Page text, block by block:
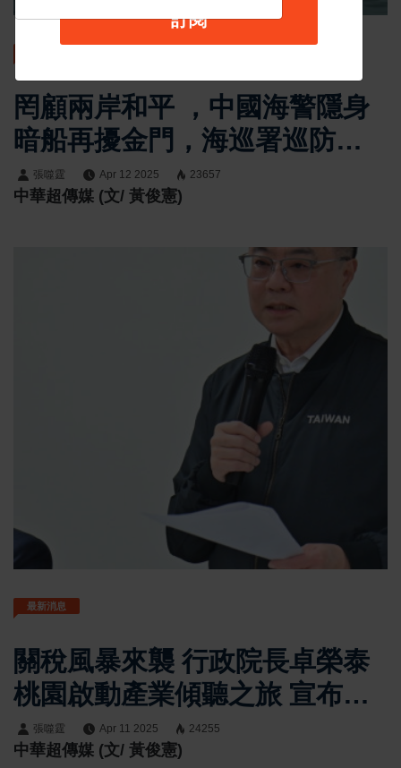
罔顧兩岸和平 ，中國海警隱身
暗船再擾金門，海巡署巡防嚴
陣以待強力對應來犯
張噬霆 Apr 12 2025 23657
中華超傳媒 (文/ 黃俊憲)
最新消息
關稅風暴來襲 行政院長卓榮泰
桃園啟動產業傾聽之旅 宣布
880億挺產業拚談判
張噬霆 Apr 11 2025 24255
中華超傳媒 (文/ 黃俊憲)
訂閱